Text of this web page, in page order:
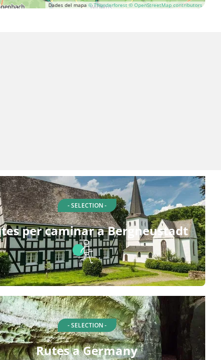
Dades del mapa © Thunderforest © OpenStreetMap contributors
- SELECTION -
per caminar a Bergneustadt
- SELECTION -
Rutes a Germany